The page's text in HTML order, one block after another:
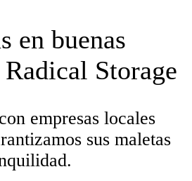
en buenas
Storage
empresas locales
sus maletas